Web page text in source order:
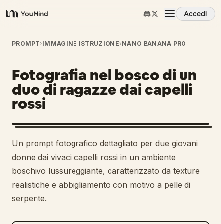
YouMind
Accedi
Panoramica
Casi d'uso
Abilità
Prompt
Prezzi
Scarica
PROMPT›IMMAGINE ISTRUZIONE›NANO BANANA PRO
Fotografia nel bosco di un
duo di ragazze dai capelli
rossi
Un prompt fotografico dettagliato per due giovani
donne dai vivaci capelli rossi in un ambiente
boschivo lussureggiante, caratterizzato da texture
realistiche e abbigliamento con motivo a pelle di
serpente.